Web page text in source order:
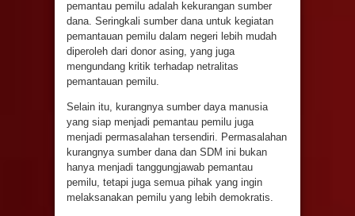
pemantau pemilu adalah kekurangan sumber
dana. Seringkali sumber dana untuk kegiatan
pemantauan pemilu dalam negeri lebih mudah
diperoleh dari donor asing, yang juga
mengundang kritik terhadap netralitas
pemantauan pemilu.
Selain itu, kurangnya sumber daya manusia
yang siap menjadi pemantau pemilu juga
menjadi permasalahan tersendiri. Permasalahan
kurangnya sumber dana dan SDM ini bukan
hanya menjadi tanggungjawab pemantau
pemilu, tetapi juga semua pihak yang ingin
melaksanakan pemilu yang lebih demokratis.